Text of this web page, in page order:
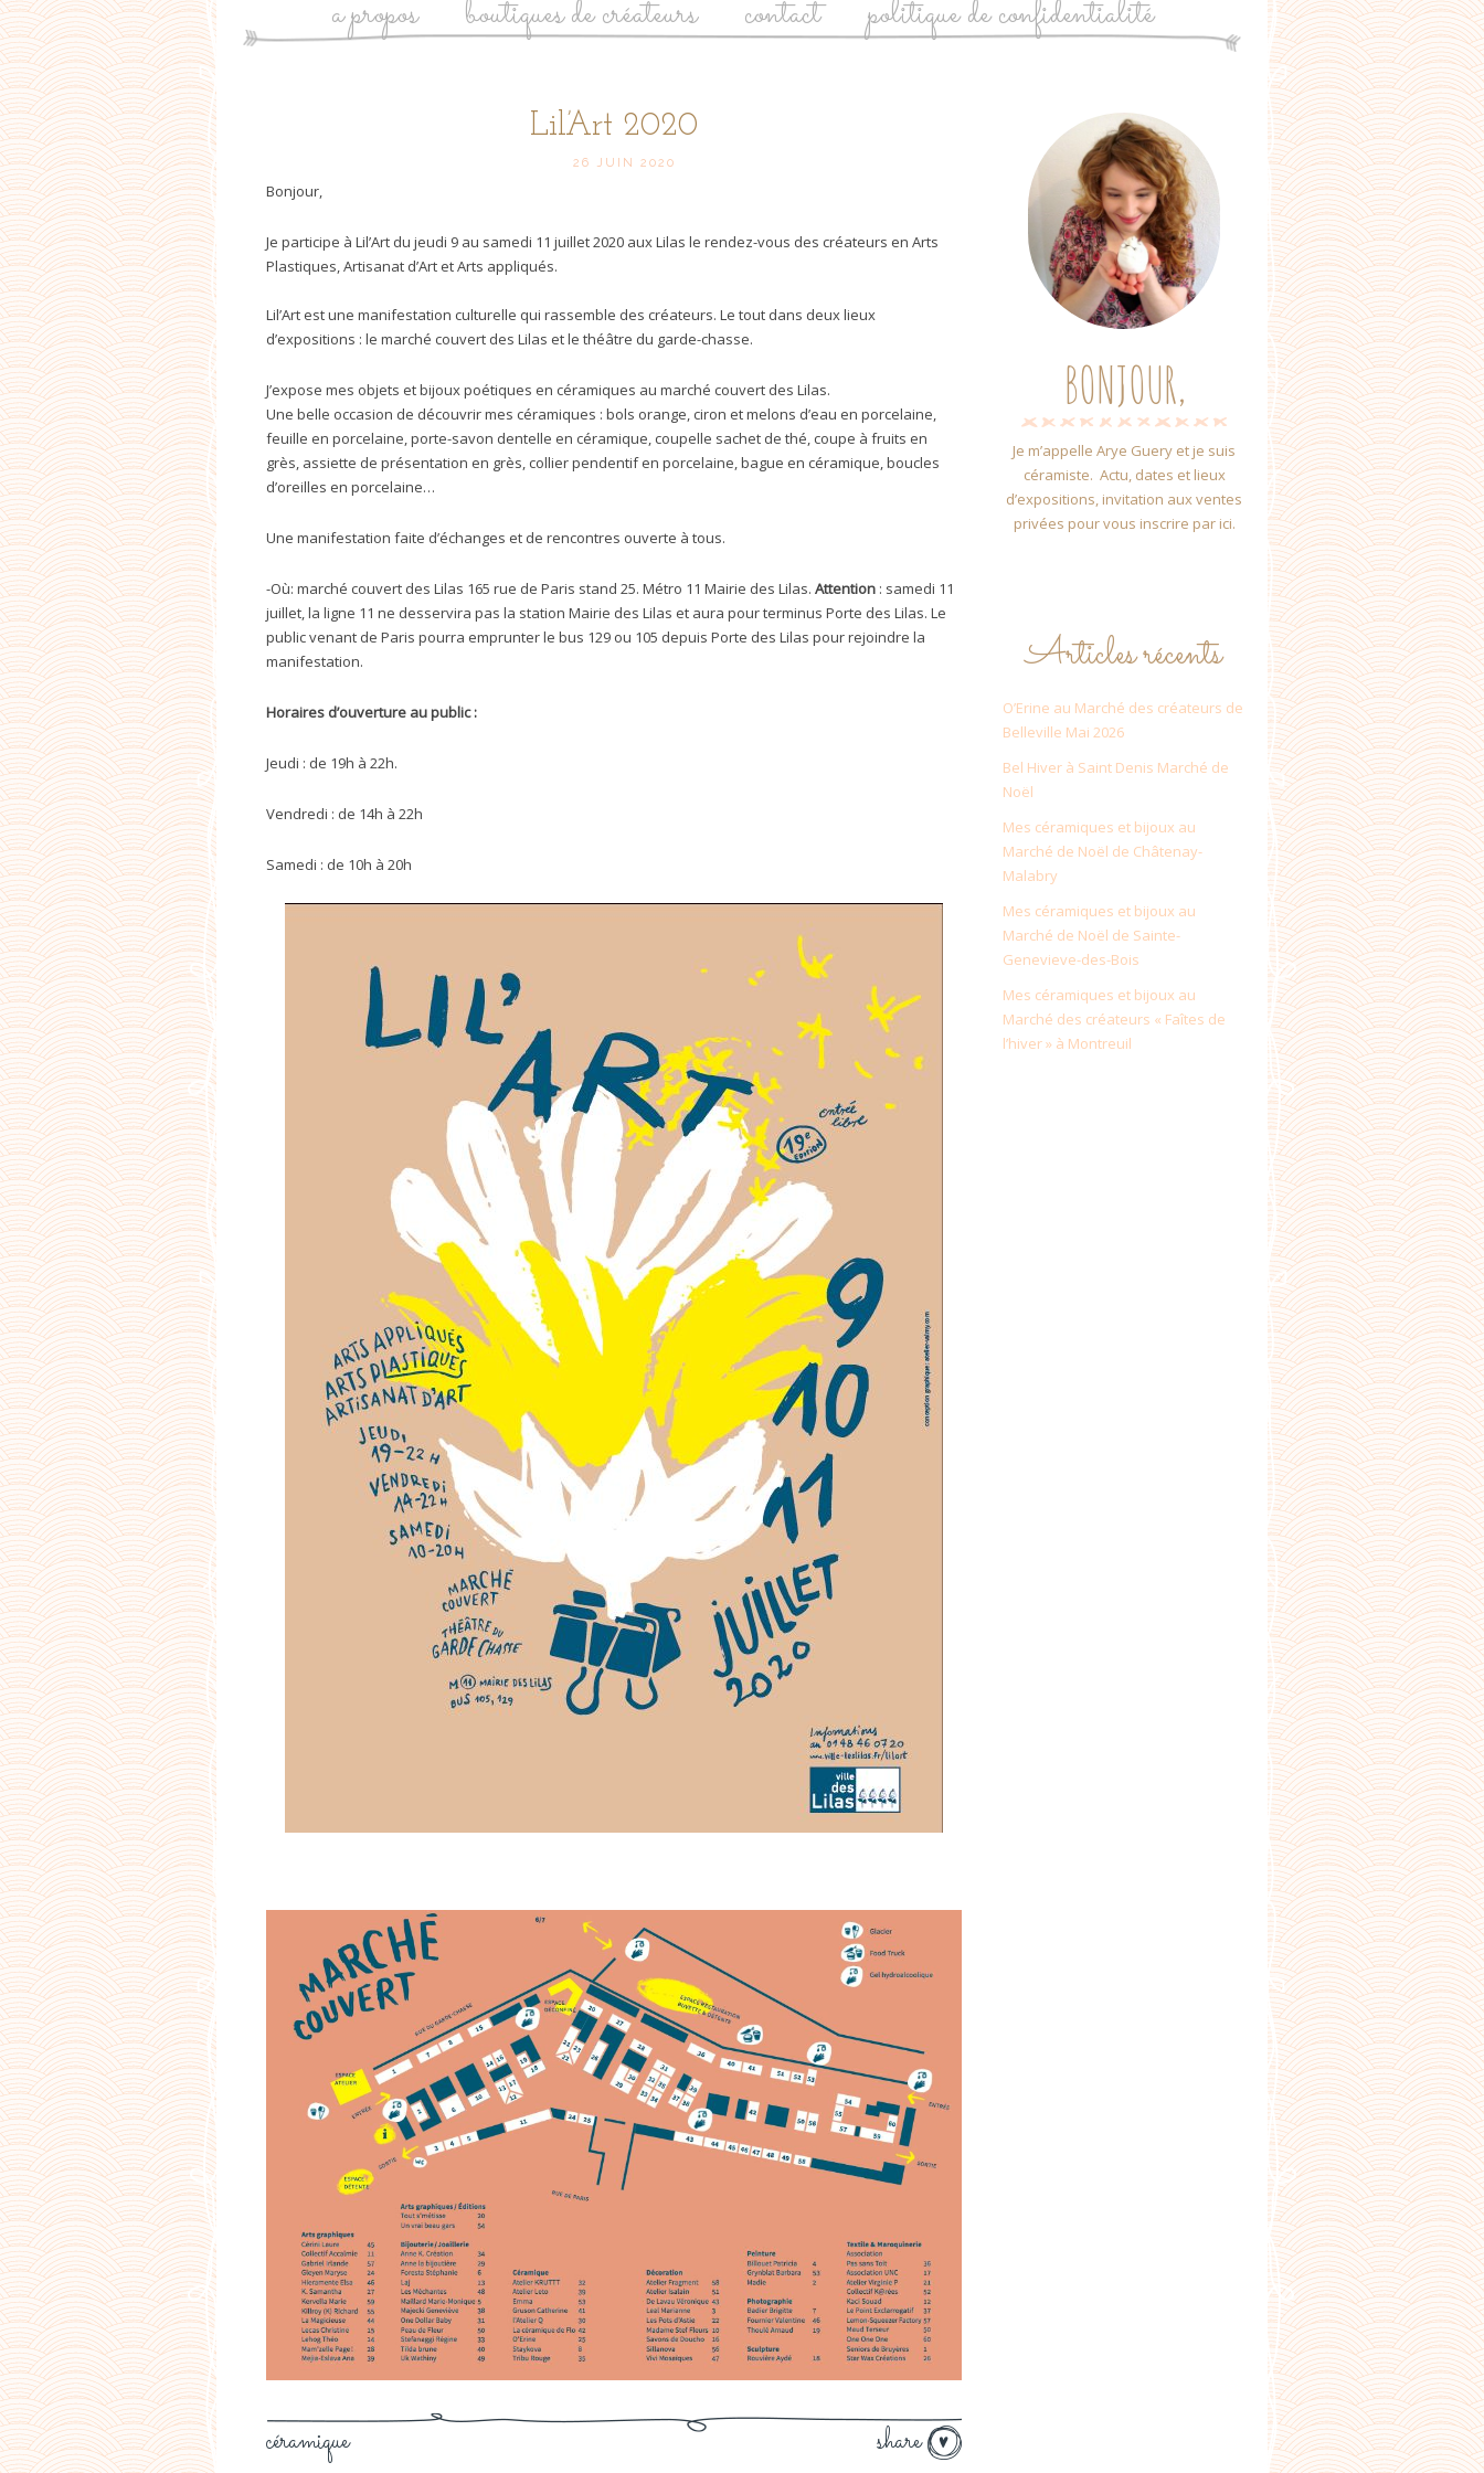
a propos boutiques de créateurs contact politique de confidentialité
Lil’Art 2020
26 JUIN 2020
Bonjour,
Je participe à Lil’Art du jeudi 9 au samedi 11 juillet 2020 aux Lilas le rendez-vous des créateurs en Arts
Plastiques, Artisanat d’Art et Arts appliqués.
Lil’Art est une manifestation culturelle qui rassemble des créateurs. Le tout dans deux lieux
d’expositions : le marché couvert des Lilas et le théâtre du garde-chasse.
J’expose mes objets et bijoux poétiques en céramiques au marché couvert des Lilas.
Une belle occasion de découvrir mes céramiques : bols orange, ciron et melons d’eau en porcelaine,
feuille en porcelaine, porte-savon dentelle en céramique, coupelle sachet de thé, coupe à fruits en
grès, assiette de présentation en grès, collier pendentif en porcelaine, bague en céramique, boucles
d’oreilles en porcelaine…
Une manifestation faite d’échanges et de rencontres ouverte à tous.
-Où: marché couvert des Lilas 165 rue de Paris stand 25. Métro 11 Mairie des Lilas. Attention : samedi 11
juillet, la ligne 11 ne desservira pas la station Mairie des Lilas et aura pour terminus Porte des Lilas. Le
public venant de Paris pourra emprunter le bus 129 ou 105 depuis Porte des Lilas pour rejoindre la
manifestation.
Horaires d’ouverture au public :
Jeudi : de 19h à 22h.
Vendredi : de 14h à 22h
Samedi : de 10h à 20h
share
céramique
navigation
BONJOUR,
Je m’appelle Arye Guery et je suis
céramiste. Actu, dates et lieux
d’expositions, invitation aux ventes
privées pour vous inscrire par ici.
Articles récents
O’Erine au Marché des créateurs de
Belleville Mai 2026
Bel Hiver à Saint Denis Marché de
Noël
Mes céramiques et bijoux au
Marché de Noël de Châtenay-
Malabry
Mes céramiques et bijoux au
Marché de Noël de Sainte-
Genevieve-des-Bois
Mes céramiques et bijoux au
Marché des créateurs « Faîtes de
l’hiver » à Montreuil